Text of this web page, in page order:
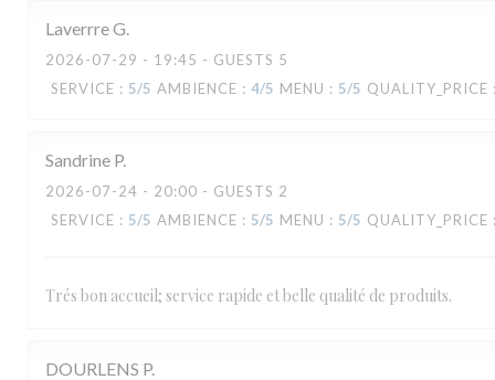
LaverrreG
2026-07-29 - 19:45 - GUESTS 5
SERVICE : 5/5 AMBIENCE : 4/5 MENU : 5/5 QUALITY_PRICE
Sandrine P
2026-07-24 - 20:00 - GUESTS 2
SERVICE : 5/5 AMBIENCE : 5/5 MENU : 5/5 QUALITY_PRICE
Trés bon accueil; service rapide et belle qualité de produits.
DOURLENS P